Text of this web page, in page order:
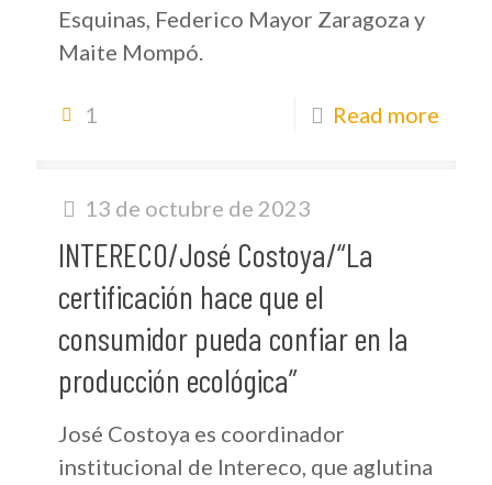
Esquinas, Federico Mayor Zaragoza y
Maite Mompó.
1 Read more
13 de octubre de 2023
INTERECO/José Costoya/“La
certificación hace que el
consumidor pueda confiar en la
producción ecológica”
José Costoya es coordinador
institucional de Intereco, que aglutina